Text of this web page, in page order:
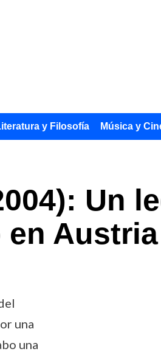
y Filosofía Música y
Un
Austria
una
una